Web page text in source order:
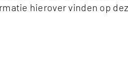
hierover vinden op